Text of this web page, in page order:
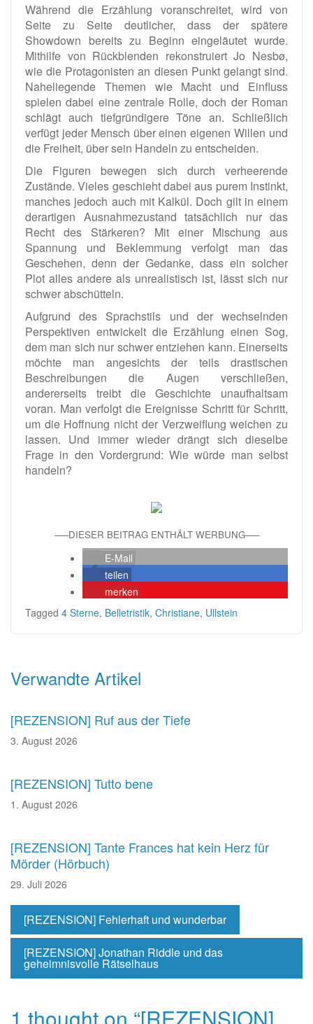
Während die Erzählung voranschreitet, wird von
Seite zu Seite deutlicher, dass der spätere
Showdown bereits zu Beginn eingeläutet wurde.
Mithilfe von Rückblenden rekonstruiert Jo Nesbø,
wie die Protagonisten an diesen Punkt gelangt sind.
Naheliegende Themen wie Macht und Einfluss
spielen dabei eine zentrale Rolle, doch der Roman
schlägt auch tiefgründigere Töne an. Schließlich
verfügt jeder Mensch über einen eigenen Willen und
die Freiheit, über sein Handeln zu entscheiden.
Die Figuren bewegen sich durch verheerende
Zustände. Vieles geschieht dabei aus purem Instinkt,
manches jedoch auch mit Kalkül. Doch gilt in einem
derartigen Ausnahmezustand tatsächlich nur das
Recht des Stärkeren? Mit einer Mischung aus
Spannung und Beklemmung verfolgt man das
Geschehen, denn der Gedanke, dass ein solcher
Plot alles andere als unrealistisch ist, lässt sich nur
schwer abschütteln.
Aufgrund des Sprachstils und der wechselnden
Perspektiven entwickelt die Erzählung einen Sog,
dem man sich nur schwer entziehen kann. Einerseits
möchte man angesichts der teils drastischen
Beschreibungen die Augen verschließen,
andererseits treibt die Geschichte unaufhaltsam
voran. Man verfolgt die Ereignisse Schritt für Schritt,
um die Hoffnung nicht der Verzweiflung weichen zu
lassen. Und immer wieder drängt sich dieselbe
Frage in den Vordergrund: Wie würde man selbst
handeln?
—–DIESER BEITRAG ENTHÄLT WERBUNG—–
E-Mail
teilen
merken
Tagged 4 Sterne, Belletristik, Christiane, Ullstein
Verwandte Artikel
[REZENSION] Ruf aus der Tiefe
3. August 2026
[REZENSION] Tutto bene
1. August 2026
[REZENSION] Tante Frances hat kein Herz für
Mörder (Hörbuch)
29. Juli 2026
Beitragsnavigation
[REZENSION] Fehlerhaft und wunderbar
[REZENSION] Jonathan Riddle und das
geheimnisvolle Rätselhaus